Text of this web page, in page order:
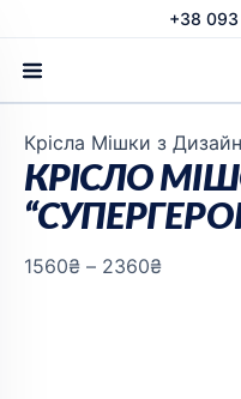
+38
вмісту
Крісла Мішки з
КРІСЛО
1560₴ – 2360₴
цін:
від
1560₴